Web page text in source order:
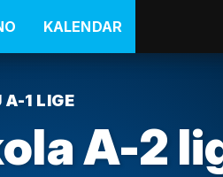
KALENDAR
A-1 LIGE
A-2